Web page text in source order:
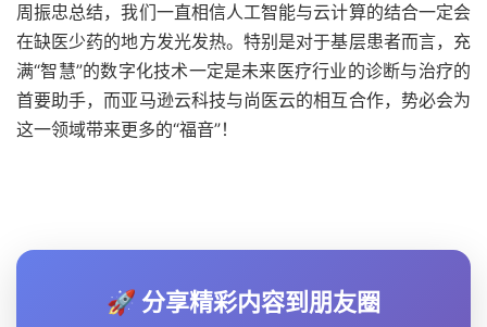
周振忠总结，我们一直相信人工智能与云计算的结合一定会
在缺医少药的地方发光发热。特别是对于基层患者而言，充
满“智慧”的数字化技术一定是未来医疗行业的诊断与治疗的
首要助手，而亚马逊云科技与尚医云的相互合作，势必会为
这一领域带来更多的“福音”！
🚀 分享精彩内容到朋友圈